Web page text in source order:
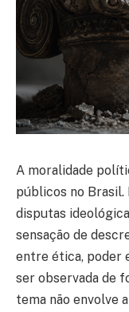
A moralidade
públicos no Brasil.
disputas
sensação de
entre ética, poder
ser observada de
tema não envolve